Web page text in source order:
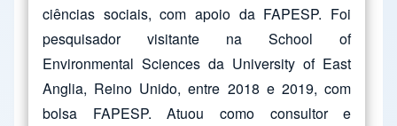
ciências sociais, com apoio da FAPESP. Foi
pesquisador visitante na School of
Environmental Sciences da University of East
Anglia, Reino Unido, entre 2018 e 2019, com
bolsa FAPESP. Atuou como consultor e